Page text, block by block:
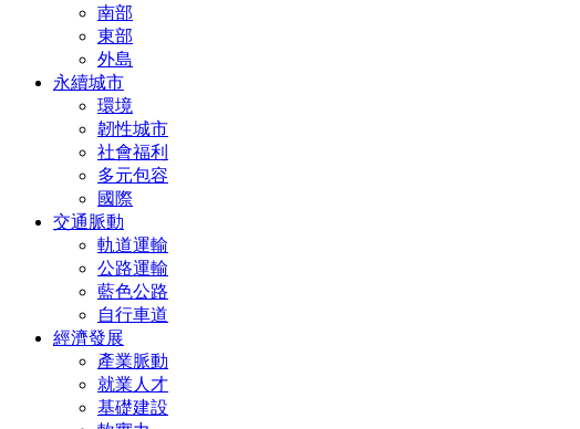
南部
東部
外島
永續城市
環境
韌性城市
社會福利
多元包容
國際
交通脈動
軌道運輸
公路運輸
藍色公路
自行車道
經濟發展
產業脈動
就業人才
基礎建設